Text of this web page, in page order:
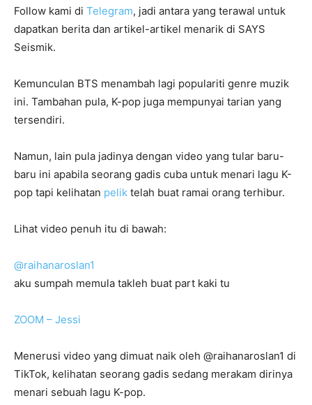
Follow kami di Telegram, jadi antara yang terawal untuk
dapatkan berita dan artikel-artikel menarik di SAYS
Seismik.
Kemunculan BTS menambah lagi populariti genre muzik
ini. Tambahan pula, K-pop juga mempunyai tarian yang
tersendiri.
Namun, lain pula jadinya dengan video yang tular baru-
baru ini apabila seorang gadis cuba untuk menari lagu K-
pop tapi kelihatan pelik telah buat ramai orang terhibur.
Lihat video penuh itu di bawah:
@raihanaroslan1
aku sumpah memula takleh buat part kaki tu
ZOOM – Jessi
Menerusi video yang dimuat naik oleh @raihanaroslan1 di
TikTok, kelihatan seorang gadis sedang merakam dirinya
menari sebuah lagu K-pop.